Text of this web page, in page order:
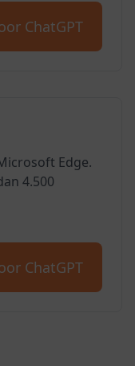
ChatGPT
Edge.
4.500
ChatGPT